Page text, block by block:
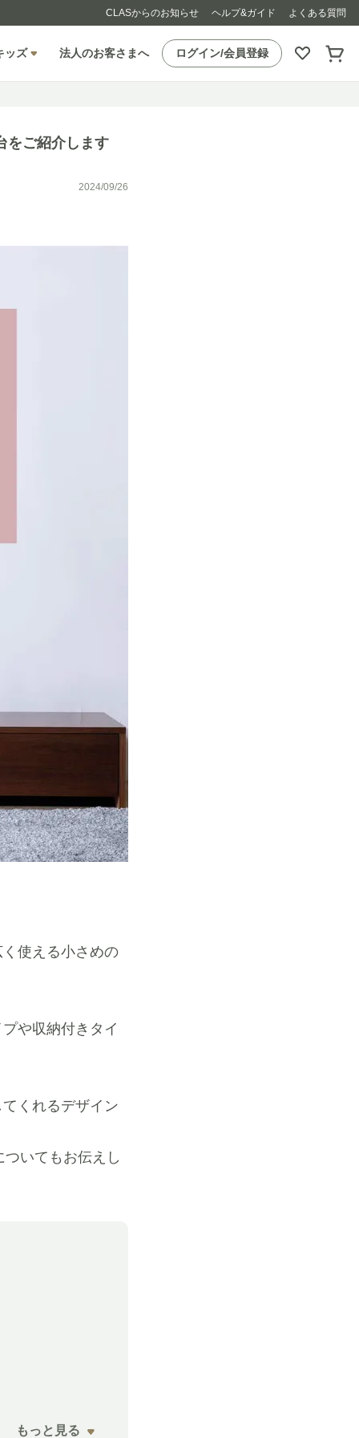
CLASからのお知らせ ヘルプ&ガイド よくある質問
ッズ 法人のお客さまへ ログイン/会員登録
をご紹介します
2024/09/26
使える小さめの
や収納付きタイ
くれるデザイン
ついてもお伝えし
もっと見る